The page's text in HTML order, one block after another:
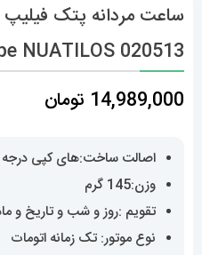
ساعت مردانه پتک فیلیپ
NUATILOS 020513
14,989,000 تومان
اصالت ساخت:های کپی درجه A+++
وزن:145 گرم
تقویم :روز و شب و تاریخ و
نوع موتور: تک زمانه اتومات